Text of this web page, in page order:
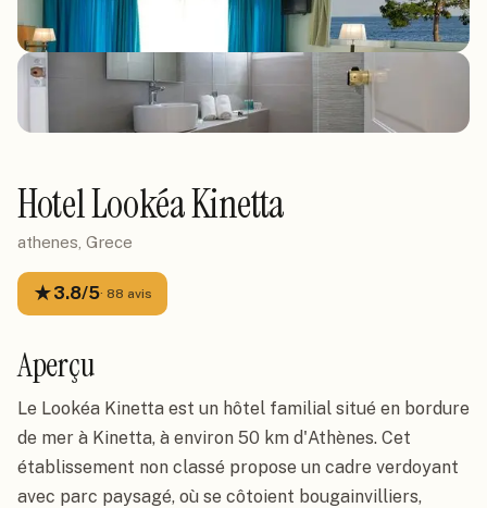
Hotel Lookéa Kinetta
athenes, Grece
★3.8/5· 88 avis
Aperçu
Le Lookéa Kinetta est un hôtel familial situé en bordure
de mer à Kinetta, à environ 50 km d'Athènes. Cet
établissement non classé propose un cadre verdoyant
avec parc paysagé, où se côtoient bougainvilliers,